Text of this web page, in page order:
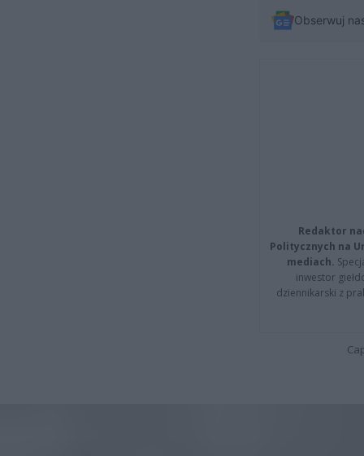
Obserwuj
Redaktor
Politycznych na
mediach.
inwestor
dziennikarski z